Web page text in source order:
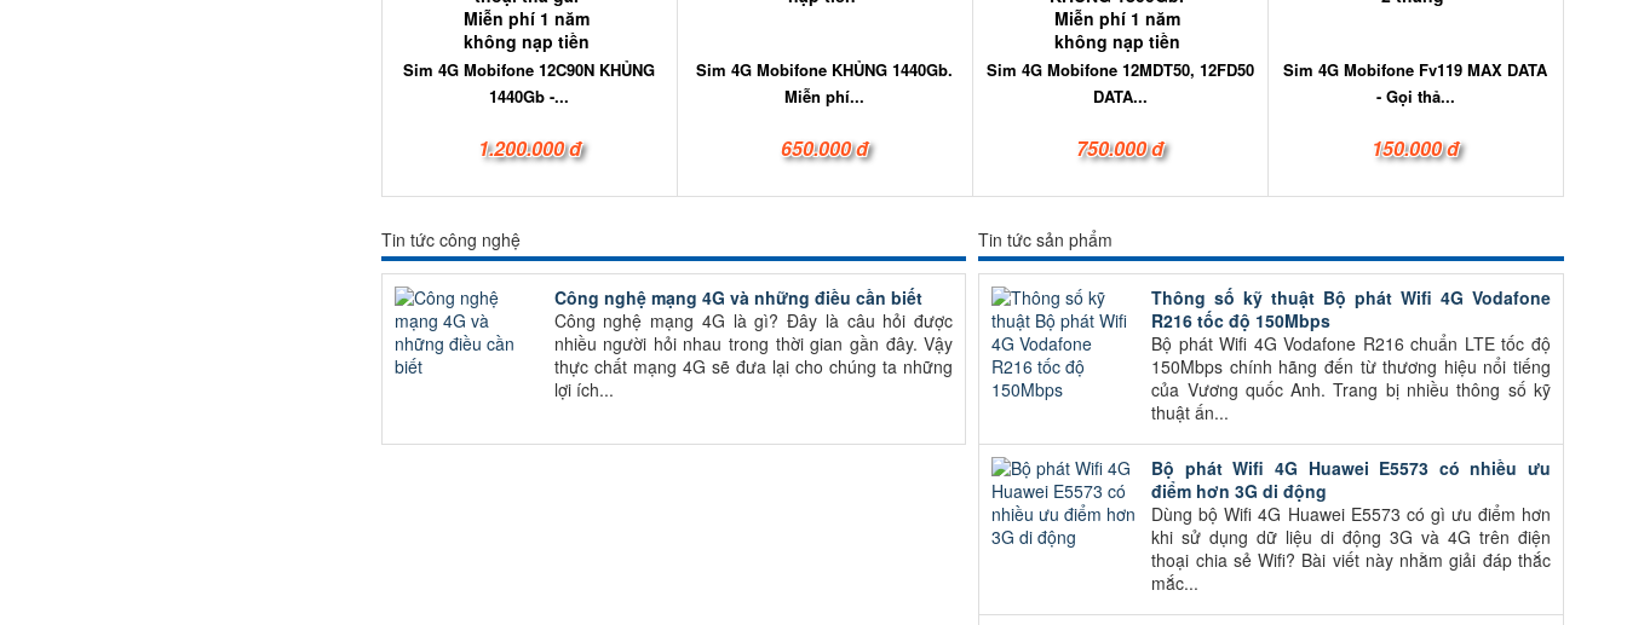
Sim 4G Mobifone 12C90N KHỦNG
1440Gb -...
1.200.000 đ
Sim 4G Mobifone KHỦNG 1440Gb.
Miễn phí...
650.000 đ
Sim 4G Mobifone 12MDT50, 12FD50
DATA...
750.000 đ
Sim 4G Mobifone Fv119 MAX DATA
- Gọi thả...
150.000 đ
Tin tức công nghệ
Công nghệ mạng 4G và những điều cần biết
Công nghệ mạng 4G là gì? Đây là câu hỏi được
nhiều người hỏi nhau trong thời gian gần đây. Vậy
thực chất mạng 4G sẽ đưa lại cho chúng ta những
lợi ích...
Tin tức sản phẩm
Thông số kỹ thuật Bộ phát Wifi 4G Vodafone
R216 tốc độ 150Mbps
Bộ phát Wifi 4G Vodafone R216 chuẩn LTE tốc độ
150Mbps chính hãng đến từ thương hiệu nổi tiếng
của Vương quốc Anh. Trang bị nhiều thông số kỹ
thuật ấn...
Bộ phát Wifi 4G Huawei E5573 có nhiều ưu
điểm hơn 3G di động
Dùng bộ Wifi 4G Huawei E5573 có gì ưu điểm hơn
khi sử dụng dữ liệu di động 3G và 4G trên điện
thoại chia sẻ Wifi? Bài viết này nhằm giải đáp thắc
mắc...